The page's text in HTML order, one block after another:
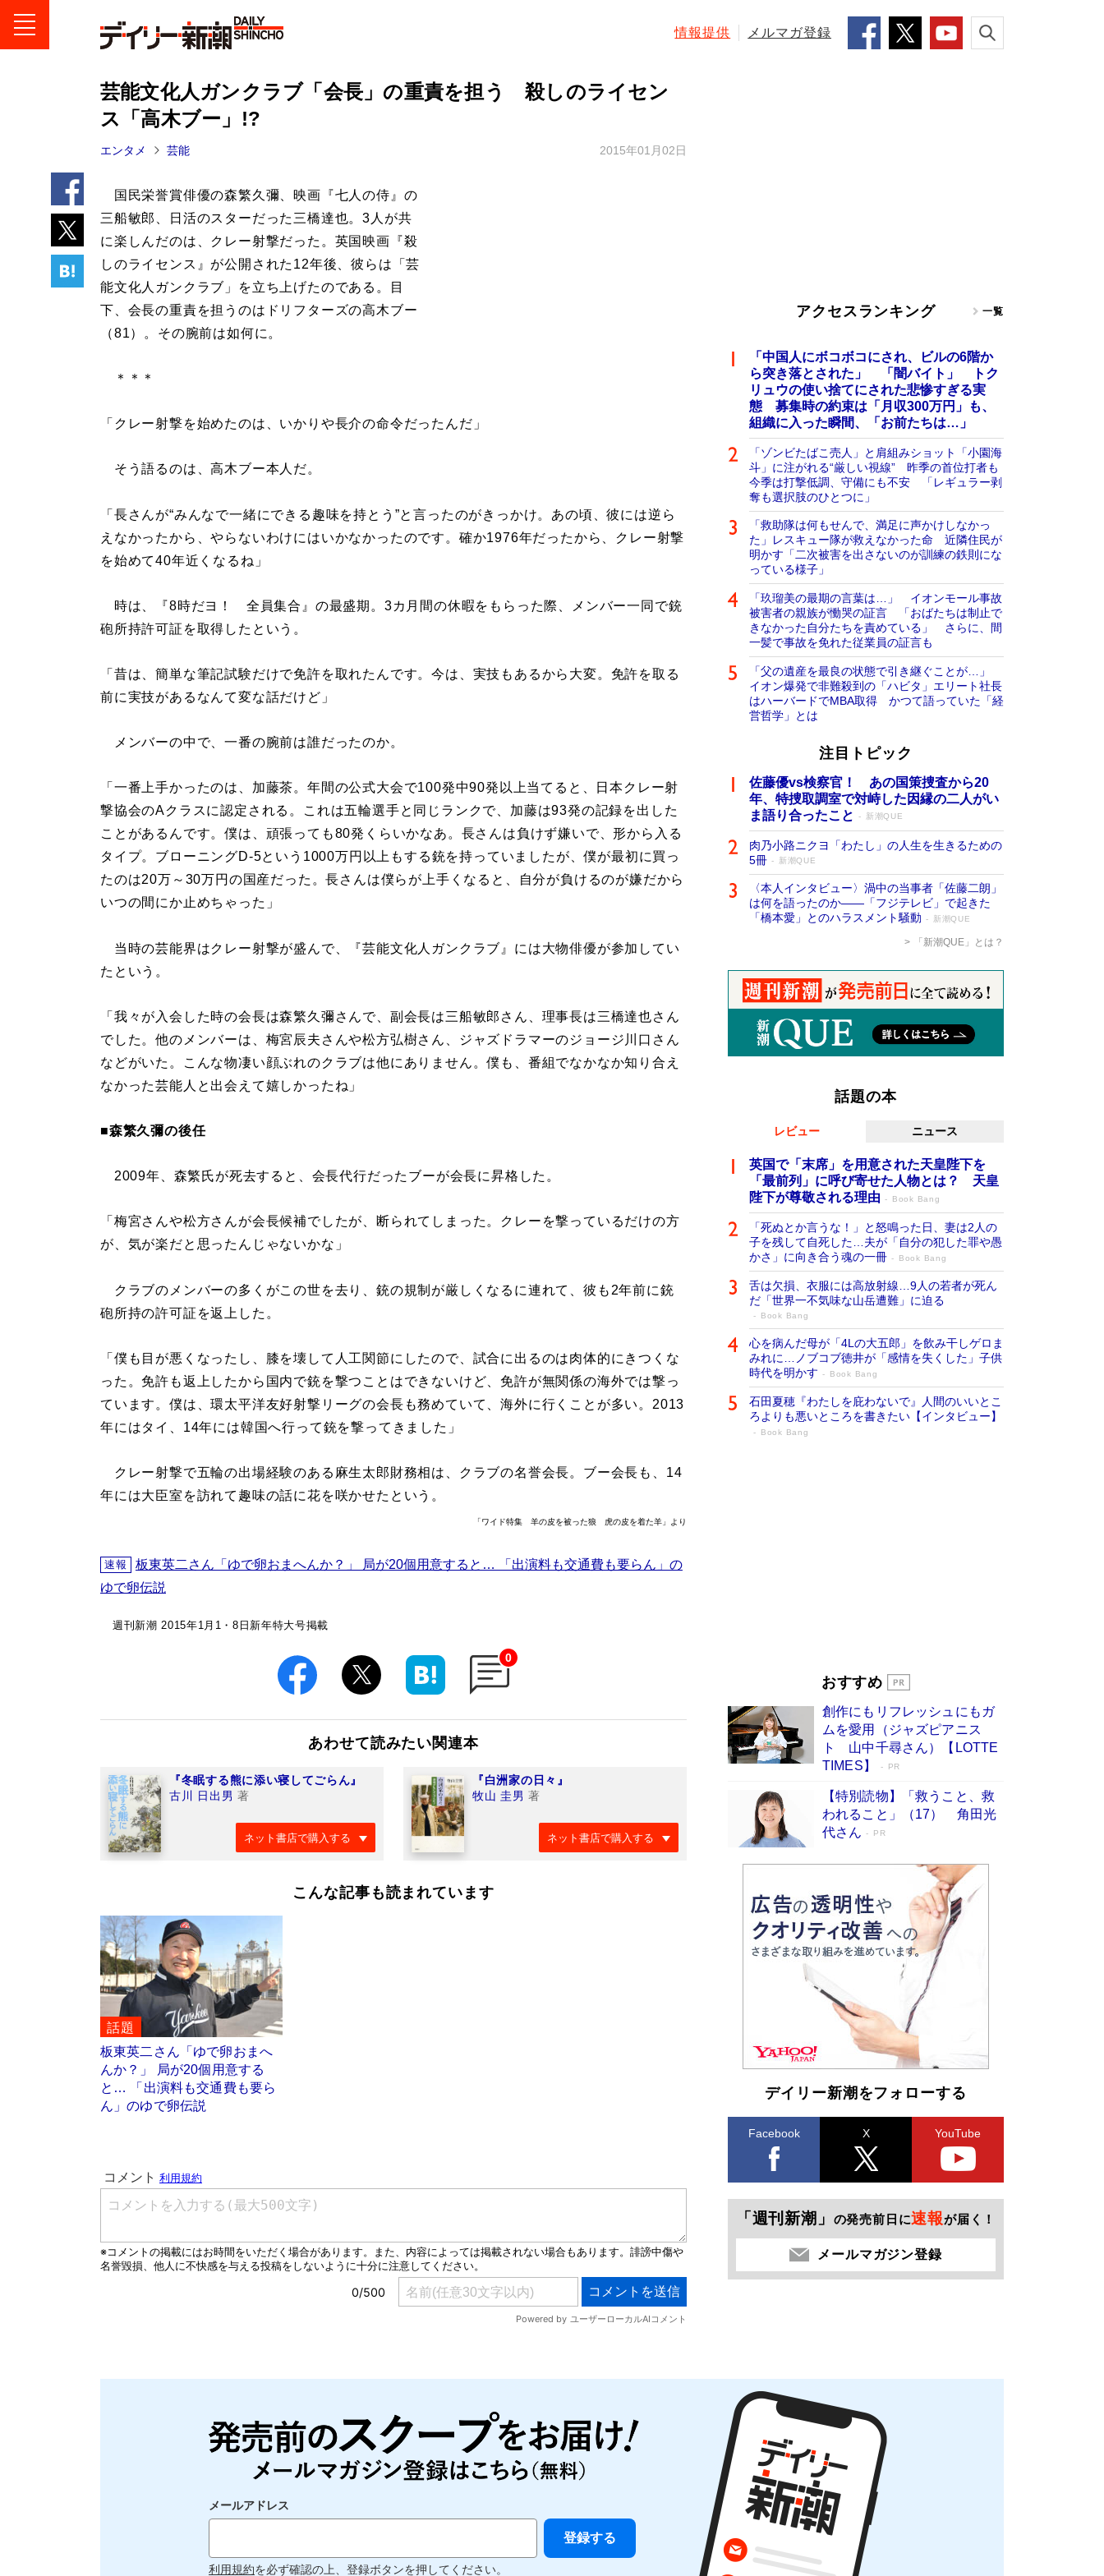
情報提供 メルマガ登録
芸能文化人ガンクラブ「会長」の重責を担う 殺しのライセン
ス「高木ブー」!?
エンタメ 芸能 2015年01月02日
国民栄誉賞俳優の森繁久彌、映画『七人の侍』の
三船敏郎、日活のスターだった三橋達也。3人が共
に楽しんだのは、クレー射撃だった。英国映画『殺
しのライセンス』が公開された12年後、彼らは「芸
能文化人ガンクラブ」を立ち上げたのである。目
下、会長の重責を担うのはドリフターズの高木ブー
（81）。その腕前は如何に。
＊＊＊
「クレー射撃を始めたのは、いかりや長介の命令だったんだ」
そう語るのは、高木ブー本人だ。
「長さんが“みんなで一緒にできる趣味を持とう”と言ったのがきっかけ。あの頃、彼には逆ら
えなかったから、やらないわけにはいかなかったのです。確か1976年だったから、クレー射撃
を始めて40年近くなるね」
時は、『8時だヨ！ 全員集合』の最盛期。3カ月間の休暇をもらった際、メンバー一同で銃
砲所持許可証を取得したという。
「昔は、簡単な筆記試験だけで免許を取れたんです。今は、実技もあるから大変。免許を取る
前に実技があるなんて変な話だけど」
メンバーの中で、一番の腕前は誰だったのか。
「一番上手かったのは、加藤茶。年間の公式大会で100発中90発以上当てると、日本クレー射
撃協会のAクラスに認定される。これは五輪選手と同じランクで、加藤は93発の記録を出した
ことがあるんです。僕は、頑張っても80発くらいかなあ。長さんは負けず嫌いで、形から入る
タイプ。ブローニングD-5という1000万円以上もする銃を持っていましたが、僕が最初に買っ
たのは20万～30万円の国産だった。長さんは僕らが上手くなると、自分が負けるのが嫌だから
いつの間にか止めちゃった」
当時の芸能界はクレー射撃が盛んで、『芸能文化人ガンクラブ』には大物俳優が参加してい
たという。
「我々が入会した時の会長は森繁久彌さんで、副会長は三船敏郎さん、理事長は三橋達也さん
でした。他のメンバーは、梅宮辰夫さんや松方弘樹さん、ジャズドラマーのジョージ川口さん
などがいた。こんな物凄い顔ぶれのクラブは他にありません。僕も、番組でなかなか知り合え
なかった芸能人と出会えて嬉しかったね」
■森繁久彌の後任
2009年、森繁氏が死去すると、会長代行だったブーが会長に昇格した。
「梅宮さんや松方さんが会長候補でしたが、断られてしまった。クレーを撃っているだけの方
が、気が楽だと思ったんじゃないかな」
クラブのメンバーの多くがこの世を去り、銃の規制が厳しくなるに連れて、彼も2年前に銃
砲所持の許可証を返上した。
「僕も目が悪くなったし、膝を壊して人工関節にしたので、試合に出るのは肉体的にきつくな
った。免許も返上したから国内で銃を撃つことはできないけど、免許が無関係の海外では撃っ
ています。僕は、環太平洋友好射撃リーグの会長も務めていて、海外に行くことが多い。2013
年にはタイ、14年には韓国へ行って銃を撃ってきました」
クレー射撃で五輪の出場経験のある麻生太郎財務相は、クラブの名誉会長。ブー会長も、14
年には大臣室を訪れて趣味の話に花を咲かせたという。
「ワイド特集 羊の皮を被った狼 虎の皮を着た羊」より
速報
板東英二さん「ゆで卵おまへんか？」 局が20個用意すると… 「出演料も交通費も要らん」の
ゆで卵伝説
週刊新潮 2015年1月1・8日新年特大号掲載
0
あわせて読みたい関連本
『冬眠する熊に添い寝してごらん』
古川 日出男 著
ネット書店で購入する
『白洲家の日々』
牧山 圭男 著
ネット書店で購入する
こんな記事も読まれています
話題
板東英二さん「ゆで卵おまへ
んか？」 局が20個用意する
と… 「出演料も交通費も要ら
ん」のゆで卵伝説
アクセスランキング 一覧
「中国人にボコボコにされ、ビルの6階か
ら突き落とされた」 「闇バイト」 トク
リュウの使い捨てにされた悲惨すぎる実
態 募集時の約束は「月収300万円」も、
組織に入った瞬間、「お前たちは…」
「ゾンビたばこ売人」と肩組みショット「小園海
斗」に注がれる“厳しい視線” 昨季の首位打者も
今季は打撃低調、守備にも不安 「レギュラー剥
奪も選択肢のひとつに」
「救助隊は何もせんで、満足に声かけしなかっ
た」レスキュー隊が救えなかった命 近隣住民が
明かす「二次被害を出さないのが訓練の鉄則にな
っている様子」
「玖瑠美の最期の言葉は…」 イオンモール事故
被害者の親族が慟哭の証言 「おばたちは制止で
きなかった自分たちを責めている」 さらに、間
一髪で事故を免れた従業員の証言も
「父の遺産を最良の状態で引き継ぐことが…」
イオン爆発で非難殺到の「ハビタ」エリート社長
はハーバードでMBA取得 かつて語っていた「経
営哲学」とは
注目トピック
佐藤優vs検察官！ あの国策捜査から20
年、特捜取調室で対峙した因縁の二人がい
ま語り合ったこと
新潮QUE
肉乃小路ニクヨ「わたし」の人生を生きるための
5冊
新潮QUE
〈本人インタビュー〉渦中の当事者「佐藤二朗」
は何を語ったのか――「フジテレビ」で起きた
「橋本愛」とのハラスメント騒動
新潮QUE
「新潮QUE」とは？
話題の本
レビュー ニュース
英国で「末席」を用意された天皇陛下を
「最前列」に呼び寄せた人物とは？ 天皇
陛下が尊敬される理由
Book Bang
「死ぬとか言うな！」と怒鳴った日、妻は2人の
子を残して自死した…夫が「自分の犯した罪や愚
かさ」に向き合う魂の一冊
Book Bang
舌は欠損、衣服には高放射線…9人の若者が死ん
だ「世界一不気味な山岳遭難」に迫る
Book Bang
心を病んだ母が「4Lの大五郎」を飲み干しゲロま
みれに…ノブコブ徳井が「感情を失くした」子供
時代を明かす
Book Bang
石田夏穂『わたしを庇わないで』人間のいいとこ
ろよりも悪いところを書きたい【インタビュー】
Book Bang
「『火垂るの墓』は、大嘘である」原作者が抱き
続けた“自責の念”とは…「自己憐憫は描きたくな
い」監督が徹底的にこだわったこと（後編） #
戦争の記憶
Book Bang
おすすめ
創作にもリフレッシュにもガ
ムを愛用（ジャズピアニス
ト 山中千尋さん）【LOTTE
TIMES】
PR
【特別読物】「救うこと、救
われること」（17） 角田光
代さん
PR
デイリー新潮をフォローする
Facebook X YouTube
「週刊新潮」 の発売前日に速報が届く！
メールマガジン登録
メールアドレス
利用規約を必ず確認の上、登録ボタンを押してください。